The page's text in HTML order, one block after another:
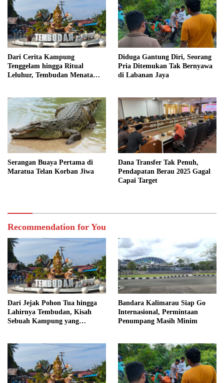
Dari Cerita Kampung
Tenggelam hingga Ritual
Leluhur, Tembudan Menata
Diduga Gantung Diri, Seorang
Pria Ditemukan Tak Bernyawa
di Labanan Jaya
Serangan Buaya Pertama di
Maratua Telan Korban Jiwa
Dana Transfer Tak Penuh,
Pendapatan Berau 2025 Gagal
Capai Target
Recommendation for You
Dari Jejak Pohon Tua hingga
Lahirnya Tembudan, Kisah
Sebuah Kampung yang
Bandara Kalimarau Siap Go
Internasional, Permintaan
Penumpang Masih Minim